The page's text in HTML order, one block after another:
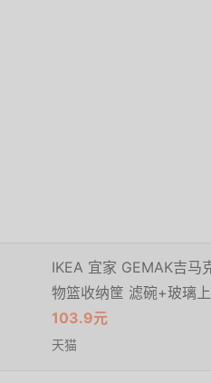
IKEA 宜家 GEMAK吉马
物篮收纳筐 滤碗+玻璃
103.9元
天猫